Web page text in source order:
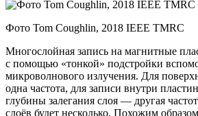
Фото Tom Coughlin, 2018 IEEE TMRC
Многослойная запись на магнитные
с помощью «тонкой» подстройки
микроволнового излучения. Для
одна частота, для записи внутри
глубины залегания слоя — другая
слоёв будет несколько. Похожим